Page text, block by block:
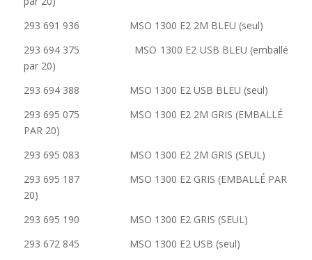
293 691 936 MSO 1300 E2 2M BLEU (seul)
293 694 375 MSO 1300 E2 USB BLEU (emballé
par 20)
293 694 388 MSO 1300 E2 USB BLEU (seul)
293 695 075 MSO 1300 E2 2M GRIS (EMBALLÉ
PAR 20)
293 695 083 MSO 1300 E2 2M GRIS (SEUL)
293 695 187 MSO 1300 E2 GRIS (EMBALLÉ PAR
20)
293 695 190 MSO 1300 E2 GRIS (SEUL)
293 672 845 MSO 1300 E2 USB (seul)